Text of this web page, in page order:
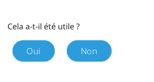
Cela a-t-il été utile ?
Oui Non